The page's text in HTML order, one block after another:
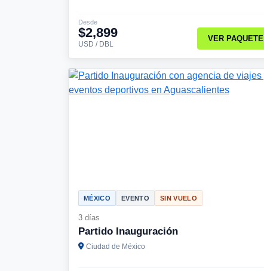
Desde
$2,899
USD / DBL
VER PAQUETE
MÉXICO EVENTO SIN VUELO
3 días
Partido Inauguración
Ciudad de México